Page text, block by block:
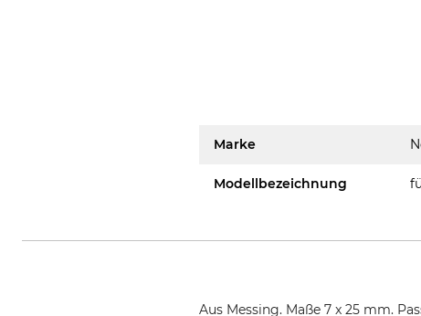
Marke
Modellbezeichnung
Aus Messing. Maße 7 x 25 mm.